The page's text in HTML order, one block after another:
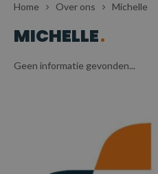
Home Over ons Michelle
MICHELLE
Geen informatie gevonden...